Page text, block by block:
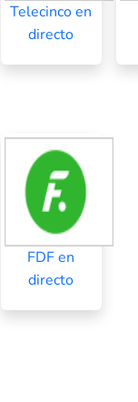
Telecinco en
directo
FDF en
directo